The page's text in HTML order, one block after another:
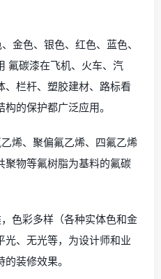
金色、银色、红色、蓝色、
氟碳漆在飞机、火车、汽
、栏杆、塑胶建材、路标看
的保护都广泛应用。
烯、聚偏氟乙烯、四氟乙烯
聚物等氟树脂为基料的氟碳
色彩多样（各种实体色和金
光、无光等，为设计师和业
装修效果。